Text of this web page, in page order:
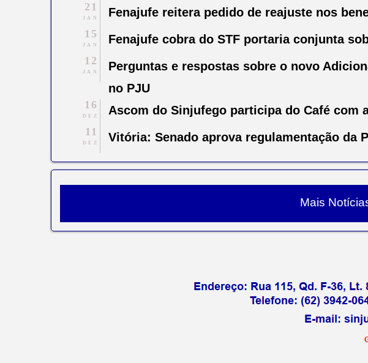
21
JAN Fenajufe reitera pedido de reajuste nos
15
JAN Fenajufe cobra do STF portaria conjunta
12
JAN
Perguntas e respostas sobre o novo
no PJU
16
DEZ Ascom do Sinjufego participa do Café com
11
DEZ Vitória: Senado aprova regulamentação da
Mais